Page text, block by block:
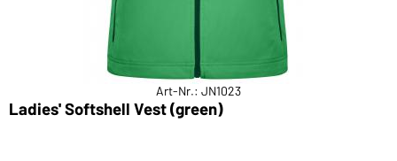
Art-Nr.: JN1023
Ladies' Softshell Vest (green)